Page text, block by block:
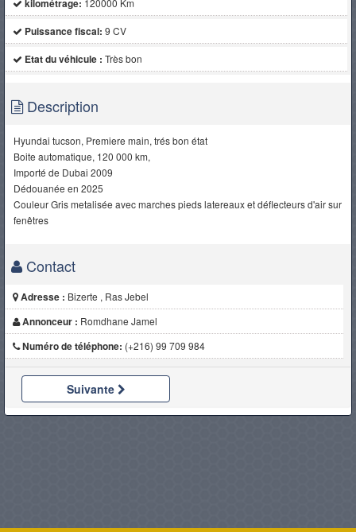
kilométrage:
Puissance fiscal: 9 CV
Etat du véhicule : Très bon
Description
Hyundai tucson, Premiere main, trés bon état
Boite automatique, 120 000 km,
Importé de Dubai 2009
Dédouanée en 2025
Couleur Gris metalisée avec marches pieds latereaux et déflecteurs d'air sur
fenêtres
Contact
Adresse : Bizerte , Ras Jebel
Annonceur : Romdhane Jamel
Numéro de téléphone: (+216) 99 709 984
Suivante